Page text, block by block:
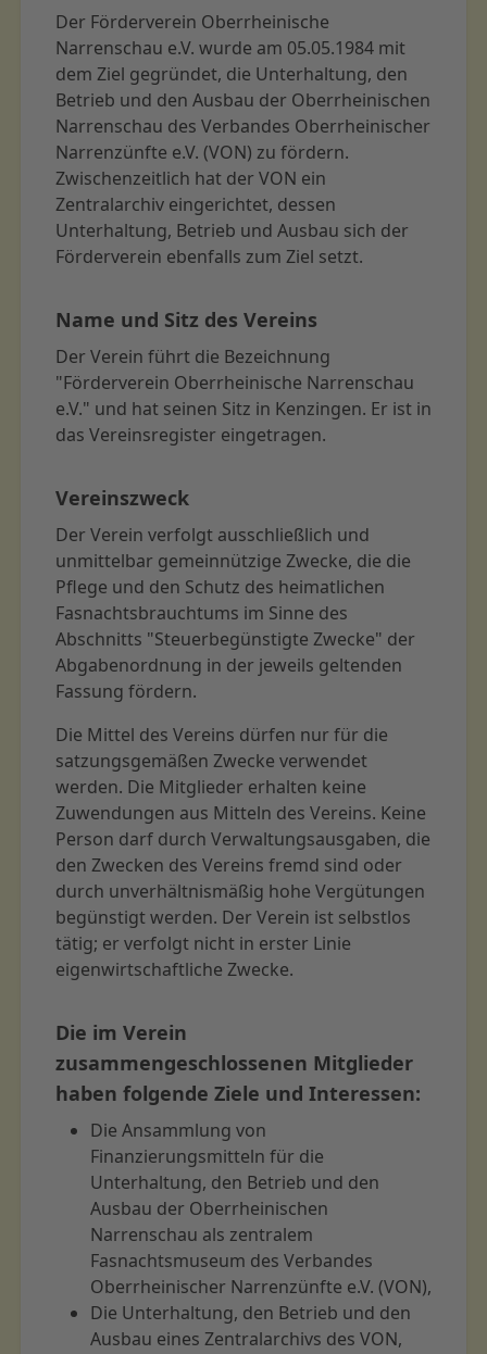
Der Förderverein Oberrheinische
Narrenschau e.V. wurde am 05.05.1984 mit
dem Ziel gegründet, die Unterhaltung, den
Betrieb und den Ausbau der Oberrheinischen
Narrenschau des Verbandes Oberrheinischer
Narrenzünfte e.V. (VON) zu fördern.
Zwischenzeitlich hat der VON ein
Zentralarchiv eingerichtet, dessen
Unterhaltung, Betrieb und Ausbau sich der
Förderverein ebenfalls zum Ziel setzt.
Name und Sitz des Vereins
Der Verein führt die Bezeichnung
"Förderverein Oberrheinische Narrenschau
e.V." und hat seinen Sitz in Kenzingen. Er ist in
das Vereinsregister eingetragen.
Vereinszweck
Der Verein verfolgt ausschließlich und
unmittelbar gemeinnützige Zwecke, die die
Pflege und den Schutz des heimatlichen
Fasnachtsbrauchtums im Sinne des
Abschnitts "Steuerbegünstigte Zwecke" der
Abgabenordnung in der jeweils geltenden
Fassung fördern.
Die Mittel des Vereins dürfen nur für die
satzungsgemäßen Zwecke verwendet
werden. Die Mitglieder erhalten keine
Zuwendungen aus Mitteln des Vereins. Keine
Person darf durch Verwaltungsausgaben, die
den Zwecken des Vereins fremd sind oder
durch unverhältnismäßig hohe Vergütungen
begünstigt werden. Der Verein ist selbstlos
tätig; er verfolgt nicht in erster Linie
eigenwirtschaftliche Zwecke.
Die im Verein
zusammengeschlossenen Mitglieder
haben folgende Ziele und Interessen:
Die Ansammlung von
Finanzierungsmitteln für die
Unterhaltung, den Betrieb und den
Ausbau der Oberrheinischen
Narrenschau als zentralem
Fasnachtsmuseum des Verbandes
Oberrheinischer Narrenzünfte e.V. (VON),
Die Unterhaltung, den Betrieb und den
Ausbau eines Zentralarchivs des VON,